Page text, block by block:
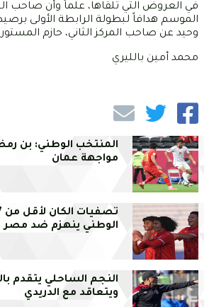
وحيد عن صاحب المركز الثاني، حازم
محمد أمين بالليري
المنتخب الوطني: بن
مواجهة عمان
الوطني ينهزم ضد مصر
النجم الساحلي يتقدم
ويتعاقد مع الدريدي